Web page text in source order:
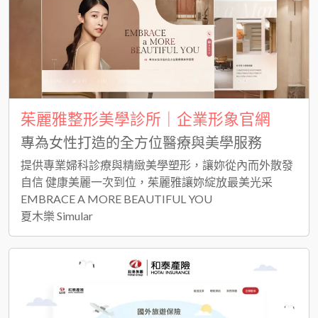
茱麗雅整形美學診所｜企業形象官網
專為女性打造的全方位醫療與美學服務
提供專業婦科診療與精緻美學塑形，讓妳從內而外散發
自信 健康美麗一次到位，茱麗雅讓妳綻放最美光采
EMBRACE A MORE BEAUTIFUL YOU
夏木樂 Simular